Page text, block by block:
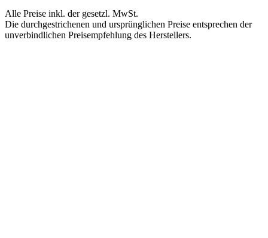
Alle Preise inkl. der gesetzl. MwSt.
Die durchgestrichenen und ursprünglichen Preise entsprechen der
unverbindlichen Preisempfehlung des Herstellers.